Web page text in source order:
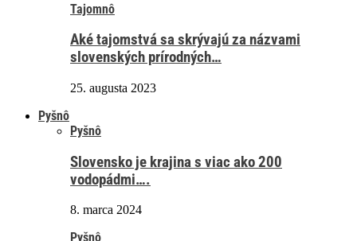
Tajomnô
Aké tajomstvá sa skrývajú za názvami
slovenských prírodných…
25. augusta 2023
Pyšnô
Pyšnô
Slovensko je krajina s viac ako 200
vodopádmi….
8. marca 2024
Pyšnô